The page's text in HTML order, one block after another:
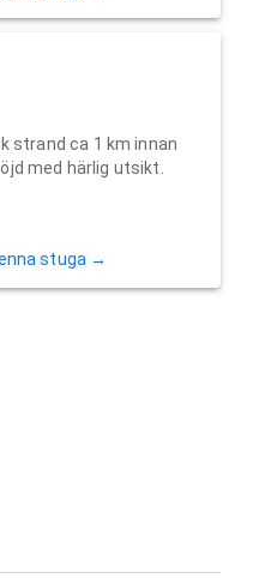
strand ca 1 km innan
med härlig utsikt.
stuga →